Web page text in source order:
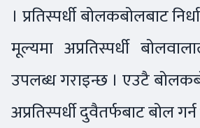
। प्रतिस्पर्धी बोलकबोलबाट
मूल्यमा अप्रतिस्पर्धी
उपलब्ध गराइन्छ । एउटै
अप्रतिस्पर्धी दुवैतर्फबाट बोल